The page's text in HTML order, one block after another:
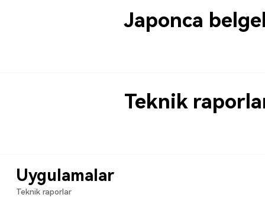
Japonca
Teknik
Uygulamalar
Teknik raporlar